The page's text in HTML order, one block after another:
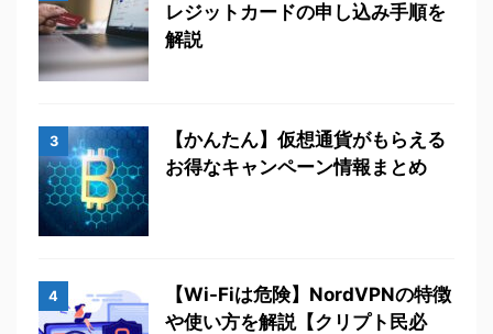
レジットカードの申し込み手順を
解説
3
【かんたん】仮想通貨がもらえる
お得なキャンペーン情報まとめ
4
【Wi-Fiは危険】NordVPNの特徴
や使い方を解説【クリプト民必